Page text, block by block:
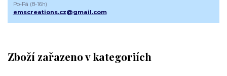
Zboží zařazeno v kategoriích
Po-Pá (8-16h)
emscreations.cz@gmail.com